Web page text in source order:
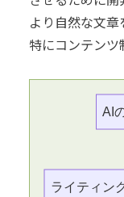
より自然な文章
特にコンテンツ
AI
ライティン